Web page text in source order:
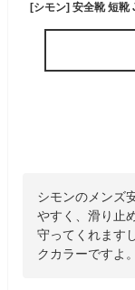
シモンのメンズ
やすく、滑り止
守ってくれます
クカラーですよ。